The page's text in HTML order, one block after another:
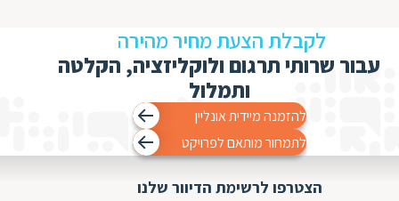
לקבלת הצעת מחיר מהירה
עבור שרותי תרגום ולוקליזציה, הקלטה
ותמלול
להזמנה מיידית אונליין
לתמחור מותאם לפרויקט
הצטרפו לרשימת הדיוור שלנו